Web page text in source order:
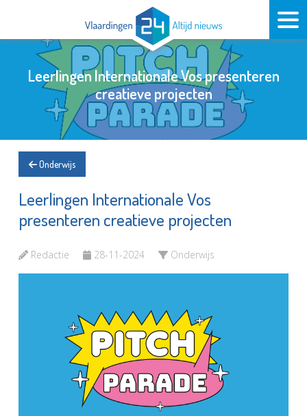
Leerlingen Internationale Vos presenteren
creatieve projecten
Onderwijs
Leerlingen Internationale Vos
presenteren creatieve projecten
Redactie 28-11-2024 Onderwijs